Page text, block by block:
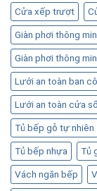
Cửa xếp trượt
Giàn phơi thông
Giàn phơi thông
Lưới an toàn ban
Lưới an toàn cửa sổ
Tủ bếp gỗ tự nhiên
Tủ bếp nhựa Tủ
Vách ngăn bếp